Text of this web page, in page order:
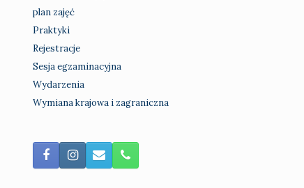
plan zajęć
Praktyki
Rejestracje
Sesja egzaminacyjna
Wydarzenia
Wymiana krajowa i zagraniczna